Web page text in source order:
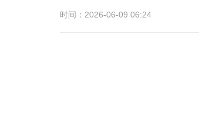
时间：2026-06-09 06:24